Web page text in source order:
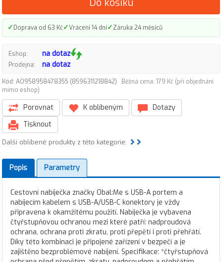
Do košíku
✓Doprava od 63 Kč✓Vrácení 14 dní✓Záruka 24 měsíců
Eshop: na dotaz
Prodejna: na dotaz
Kód: AO958958478355 (8596311218842)
Běžná cena: 179 Kč (při objednání
mimo eshop)
Porovnat K oblíbeným
Dotazy
Tisknout
Další oblíbené produkty z této kategorie:
Popis Parametry
Cestovní nabíječka značky Obal:Me s USB-A portem a
nabíjecím kabelem s USB-A/USB-C konektory je vždy
připravena k okamžitému použití. Nabíječka je vybavena
čtyřstupňovou ochranou mezi které patří: nadproudová
ochrana, ochrana proti zkratu, proti přepětí i proti přehřátí.
Díky této kombinaci je připojené zařízení v bezpečí a je
zajištěno bezproblémové nabíjení. Specifikace: *čtyřstupňová